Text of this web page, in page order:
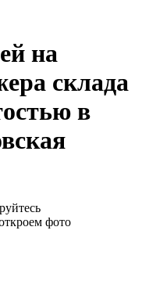
на
склада
в
фото